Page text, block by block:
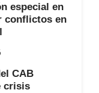
especial en
conflictos en
CAB
crisis